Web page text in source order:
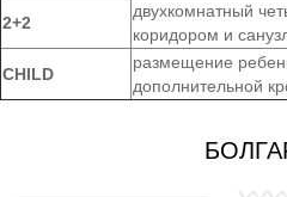
2+2
двухкомнатный
коридором и
CHILD
размещение
дополнительной